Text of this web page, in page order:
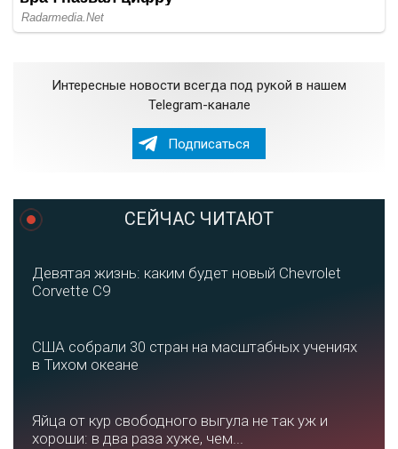
Интересные новости всегда под рукой в нашем
Telegram-канале
Подписаться
СЕЙЧАС ЧИТАЮТ
Девятая жизнь: каким будет новый Chevrolet
Corvette C9
США собрали 30 стран на масштабных учениях
в Тихом океане
Яйца от кур свободного выгула не так уж и
хороши: в два раза хуже, чем...